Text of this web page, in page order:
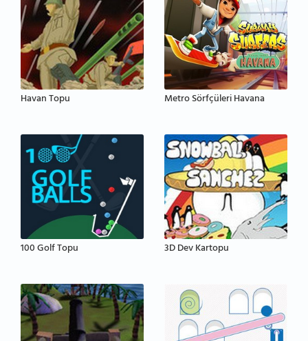
Havan Topu Metro Sörfçüleri Havana
100 Golf Topu 3D Dev Kartopu